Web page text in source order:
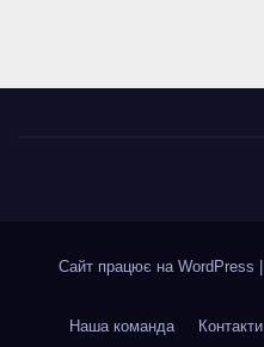
Сайт працює на WordPress
Наша команда Контакти